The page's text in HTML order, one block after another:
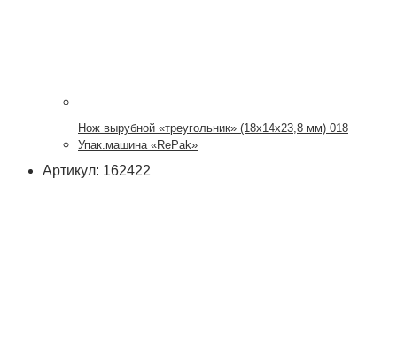
Нож вырубной «треугольник» (18х14х23,8 мм) 018
Упак.машина «RePak»
Артикул: 162422